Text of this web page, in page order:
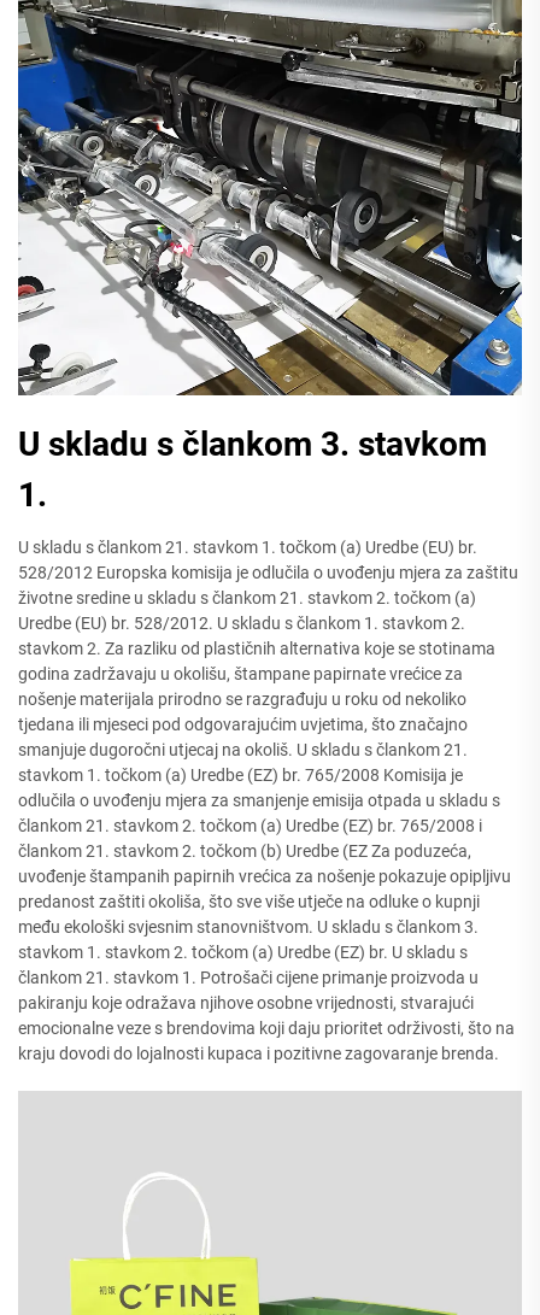
U skladu s člankom 3. stavkom
1.
U skladu s člankom 21. stavkom 1. točkom (a) Uredbe (EU) br.
528/2012 Europska komisija je odlučila o uvođenju mjera za zaštitu
životne sredine u skladu s člankom 21. stavkom 2. točkom (a)
Uredbe (EU) br. 528/2012. U skladu s člankom 1. stavkom 2.
stavkom 2. Za razliku od plastičnih alternativa koje se stotinama
godina zadržavaju u okolišu, štampane papirnate vrećice za
nošenje materijala prirodno se razgrađuju u roku od nekoliko
tjedana ili mjeseci pod odgovarajućim uvjetima, što značajno
smanjuje dugoročni utjecaj na okoliš. U skladu s člankom 21.
stavkom 1. točkom (a) Uredbe (EZ) br. 765/2008 Komisija je
odlučila o uvođenju mjera za smanjenje emisija otpada u skladu s
člankom 21. stavkom 2. točkom (a) Uredbe (EZ) br. 765/2008 i
člankom 21. stavkom 2. točkom (b) Uredbe (EZ Za poduzeća,
uvođenje štampanih papirnih vrećica za nošenje pokazuje opipljivu
predanost zaštiti okoliša, što sve više utječe na odluke o kupnji
među ekološki svjesnim stanovništvom. U skladu s člankom 3.
stavkom 1. stavkom 2. točkom (a) Uredbe (EZ) br. U skladu s
člankom 21. stavkom 1. Potrošači cijene primanje proizvoda u
pakiranju koje odražava njihove osobne vrijednosti, stvarajući
emocionalne veze s brendovima koji daju prioritet održivosti, što na
kraju dovodi do lojalnosti kupaca i pozitivne zagovaranje brenda.